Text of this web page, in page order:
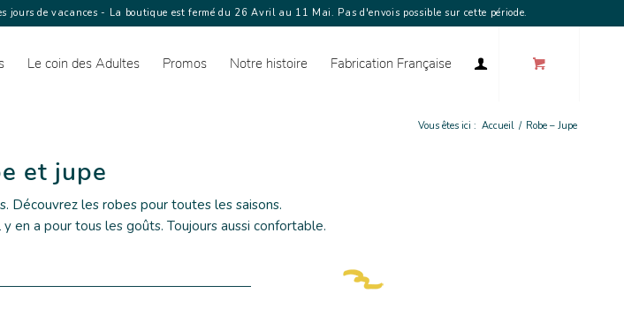
jours de vacances - La boutique est fermé du 26 Avril au 11 Mai. Pas d'envois possible sur cette période.
Le coin des Adultes Promos Notre histoire Fabrication Française
Vous êtes ici : Accueil / Robe – Jupe
et jupe
Découvrez les robes pour toutes les saisons.
en a pour tous les goûts. Toujours aussi confortable.